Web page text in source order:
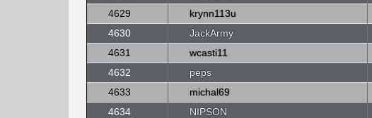
4629
krynn113u
4630
JackArmy
4631
wcasti11
4632
peps
4633
michal69
4634
NIPSON